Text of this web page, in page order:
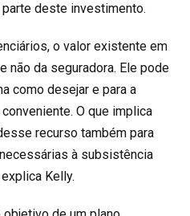
deste investimento.
o valor existente em
não da seguradora. Ele pode
como desejar e para a
O que implica
recurso também para
à subsistência
Kelly.